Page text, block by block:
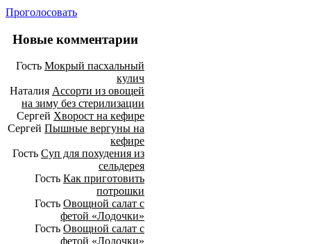
Проголосовать
Новые комментарии
Гость Мокрый пасхальный
кулич
Наталия Ассорти из овощей
на зиму без стерилизации
Сергей Хворост на кефире
Сергей Пышные вергуны на
кефире
Гость Суп для похудения из
сельдерея
Гость Как приготовить
потрошки
Гость Овощной салат с
фетой «Лодочки»
Гость Овощной салат с
фетой «Лодочки»